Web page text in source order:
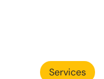
Services